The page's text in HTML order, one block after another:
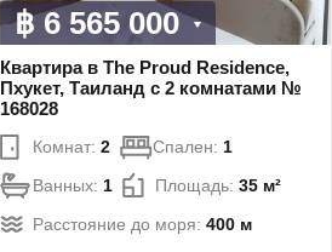
฿ 6 565 000
Квартира в The Proud Residence,
Пхукет, Таиланд с 2 комнатами №
168028
Комнат:2 Спален: 1
Ванных: 1 Площадь:35 м²
Расстояние до моря:400 м